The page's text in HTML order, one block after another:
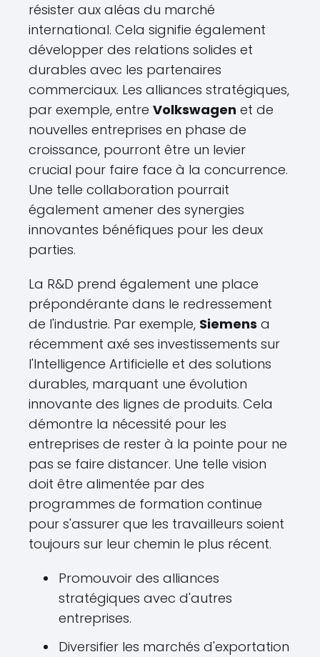
résister aux aléas du marché
international. Cela signifie également
développer des relations solides et
durables avec les partenaires
commerciaux. Les alliances stratégiques,
par exemple, entre Volkswagen et de
nouvelles entreprises en phase de
croissance, pourront être un levier
crucial pour faire face à la concurrence.
Une telle collaboration pourrait
également amener des synergies
innovantes bénéfiques pour les deux
parties.
La R&D prend également une place
prépondérante dans le redressement
de l'industrie. Par exemple, Siemens a
récemment axé ses investissements sur
l'Intelligence Artificielle et des solutions
durables, marquant une évolution
innovante des lignes de produits. Cela
démontre la nécessité pour les
entreprises de rester à la pointe pour ne
pas se faire distancer. Une telle vision
doit être alimentée par des
programmes de formation continue
pour s'assurer que les travailleurs soient
toujours sur leur chemin le plus récent.
Promouvoir des alliances
stratégiques avec d'autres
entreprises.
Diversifier les marchés d'exportation